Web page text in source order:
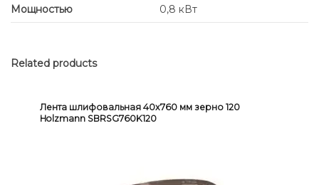
Мощностью
0,8 кВт
Related products
Лента шлифовальная 40x760 мм зерно 120
Holzmann SBRSG760K120